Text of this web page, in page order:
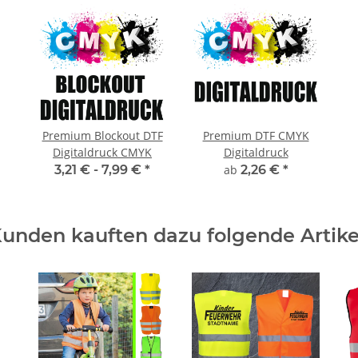
Premium Blockout DTF
Digitaldruck CMYK
3,21 € - 7,99 € *
Premium DTF CMYK
Digitaldruck
ab 2,26 € *
kauften dazu folgende